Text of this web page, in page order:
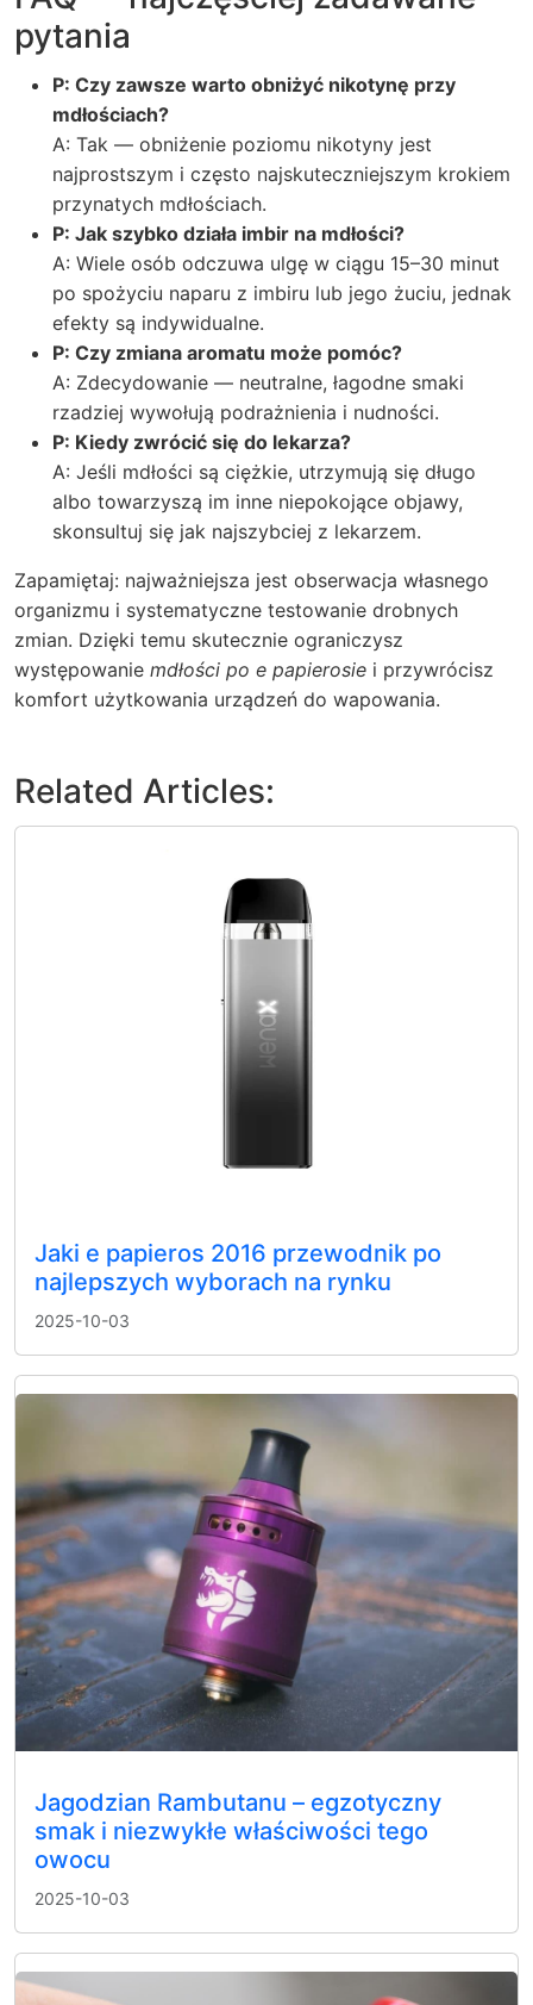
pytania
P: Czy zawsze warto obniżyć nikotynę przy
mdłościach?
A: Tak — obniżenie poziomu nikotyny jest
najprostszym i często najskuteczniejszym krokiem
przynatych mdłościach.
P: Jak szybko działa imbir na mdłości?
A: Wiele osób odczuwa ulgę w ciągu 15–30 minut
po spożyciu naparu z imbiru lub jego żuciu, jednak
efekty są indywidualne.
P: Czy zmiana aromatu może pomóc?
A: Zdecydowanie — neutralne, łagodne smaki
rzadziej wywołują podrażnienia i nudności.
P: Kiedy zwrócić się do lekarza?
A: Jeśli mdłości są ciężkie, utrzymują się długo
albo towarzyszą im inne niepokojące objawy,
skonsultuj się jak najszybciej z lekarzem.
Zapamiętaj: najważniejsza jest obserwacja własnego
organizmu i systematyczne testowanie drobnych
zmian. Dzięki temu skutecznie ograniczysz
występowanie mdłości po e papierosie i przywrócisz
komfort użytkowania urządzeń do wapowania.
Related Articles:
Jaki e papieros 2016 przewodnik po
najlepszych wyborach na rynku
2025-10-03
Jagodzian Rambutanu – egzotyczny
smak i niezwykłe właściwości tego
owocu
2025-10-03